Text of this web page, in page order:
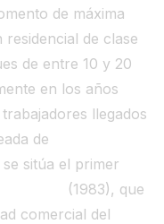
de máxima
de clase
de entre 10 y 20
en los años
llegados
de
sitúa el primer
(1983), que
comercial del